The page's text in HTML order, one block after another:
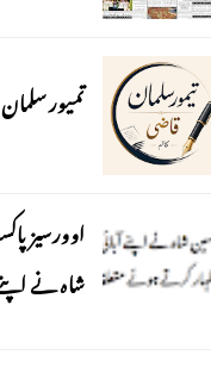
تمیور
اوورسیز
شاہ نے